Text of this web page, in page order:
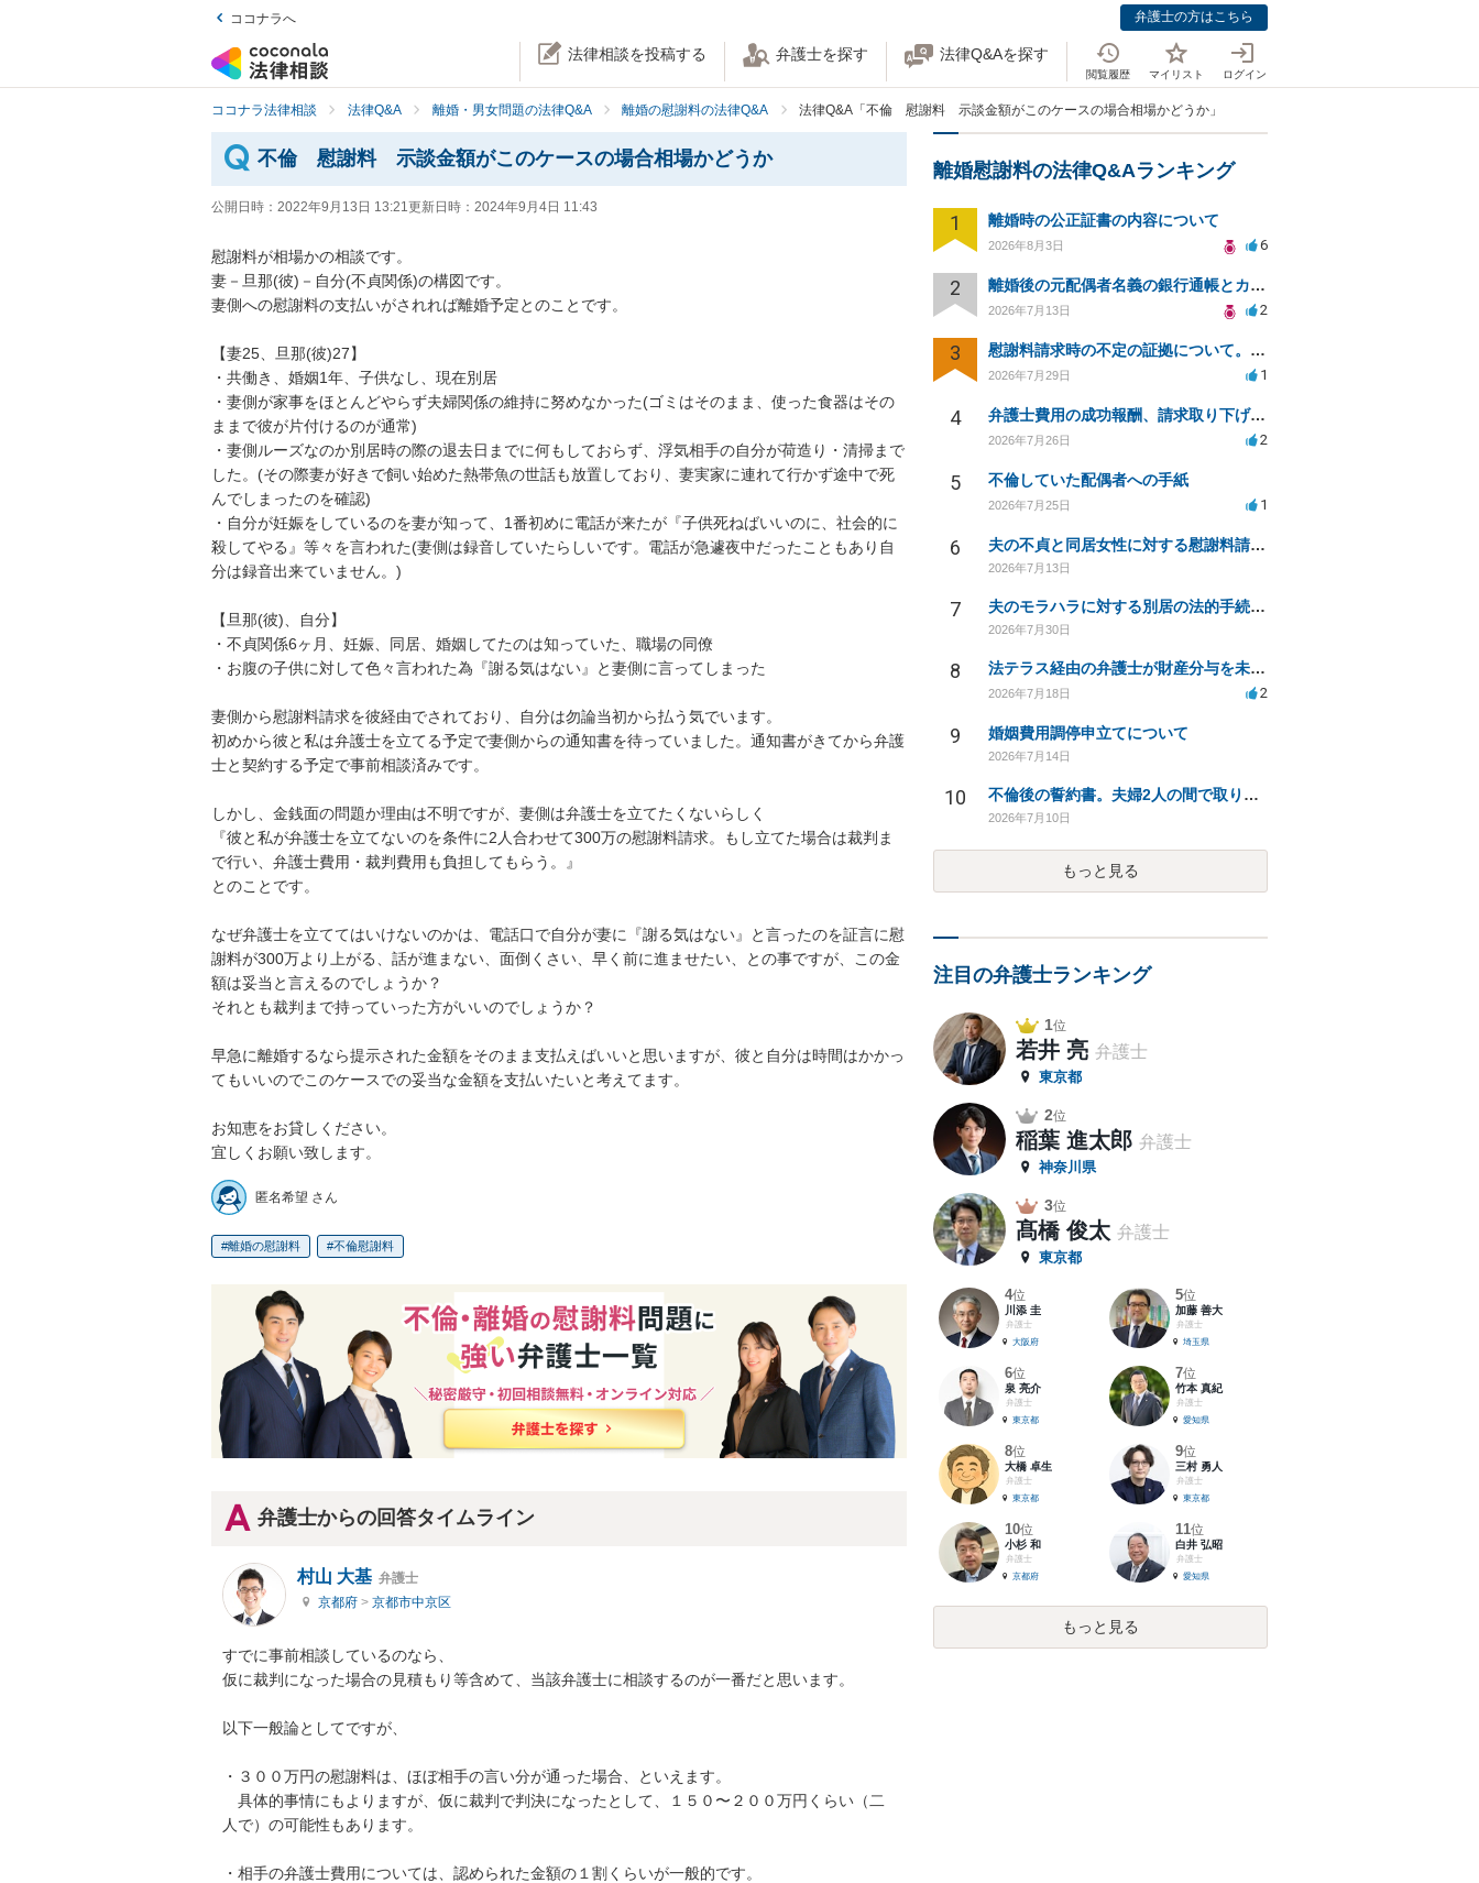
ココナラへ 弁護士の方はこちら
法律相談を投稿する 弁護士を探す 法律Q&Aを探す
閲覧履歴 マイリスト ログイン
ココナラ法律相談 法律Q&A 離婚・男女問題の法律Q&A 離婚の慰謝料の法律Q&A 法律Q&A「不倫 慰謝料 示談金額がこのケースの場合相場かどうか」
不倫 慰謝料 示談金額がこのケースの場合相場かどうか
公開日時： 2022年9月13日 13:21更新日時： 2024年9月4日 11:43
慰謝料が相場かの相談です。
妻－旦那(彼)－自分(不貞関係)の構図です。
妻側への慰謝料の支払いがされれば離婚予定とのことです。
【妻25、旦那(彼)27】
・共働き、婚姻1年、子供なし、現在別居
・妻側が家事をほとんどやらず夫婦関係の維持に努めなかった(ゴミはそのまま、使った食器はその
ままで彼が片付けるのが通常)
・妻側ルーズなのか別居時の際の退去日までに何もしておらず、浮気相手の自分が荷造り・清掃まで
した。(その際妻が好きで飼い始めた熱帯魚の世話も放置しており、妻実家に連れて行かず途中で死
んでしまったのを確認)
・自分が妊娠をしているのを妻が知って、1番初めに電話が来たが『子供死ねばいいのに、社会的に
殺してやる』等々を言われた(妻側は録音していたらしいです。電話が急遽夜中だったこともあり自
分は録音出来ていません。)
【旦那(彼)、自分】
・不貞関係6ヶ月、妊娠、同居、婚姻してたのは知っていた、職場の同僚
・お腹の子供に対して色々言われた為『謝る気はない』と妻側に言ってしまった
妻側から慰謝料請求を彼経由でされており、自分は勿論当初から払う気でいます。
初めから彼と私は弁護士を立てる予定で妻側からの通知書を待っていました。通知書がきてから弁護
士と契約する予定で事前相談済みです。
しかし、金銭面の問題か理由は不明ですが、妻側は弁護士を立てたくないらしく
『彼と私が弁護士を立てないのを条件に2人合わせて300万の慰謝料請求。もし立てた場合は裁判ま
で行い、弁護士費用・裁判費用も負担してもらう。』
とのことです。
なぜ弁護士を立ててはいけないのかは、電話口で自分が妻に『謝る気はない』と言ったのを証言に慰
謝料が300万より上がる、話が進まない、面倒くさい、早く前に進ませたい、との事ですが、この金
額は妥当と言えるのでしょうか？
それとも裁判まで持っていった方がいいのでしょうか？
早急に離婚するなら提示された金額をそのまま支払えばいいと思いますが、彼と自分は時間はかかっ
てもいいのでこのケースでの妥当な金額を支払いたいと考えてます。
お知恵をお貸しください。
宜しくお願い致します。
匿名希望 さん
離婚の慰謝料 不倫慰謝料
弁護士からの回答タイムライン
村山 大基 弁護士
京都府 > 京都市中京区
すでに事前相談しているのなら、
仮に裁判になった場合の見積もり等含めて、当該弁護士に相談するのが一番だと思います。
以下一般論としてですが、
・３００万円の慰謝料は、ほぼ相手の言い分が通った場合、といえます。
具体的事情にもよりますが、仮に裁判で判決になったとして、１５０〜２００万円くらい（二
人で）の可能性もあります。
・相手の弁護士費用については、認められた金額の１割くらいが一般的です。
離婚慰謝料の法律Q&Aランキング
1 離婚時の公正証書の内容について
2026年8月3日 6
2 離婚後の元配偶者名義の銀行通帳とカードの処分方法について
2026年7月13日 2
3 慰謝料請求時の不定の証拠について。効力があるのか知りたい。
2026年7月29日 1
4 弁護士費用の成功報酬、請求取り下げで減額可能か？
2026年7月26日 2
5 不倫していた配偶者への手紙
2026年7月25日 1
6 夫の不貞と同居女性に対する慰謝料請求の可能性について相談
2026年7月13日
7 夫のモラハラに対する別居の法的手続き相談
2026年7月30日
8 法テラス経由の弁護士が財産分与を未解決のまま放置
2026年7月18日 2
9 婚姻費用調停申立てについて
2026年7月14日
10 不倫後の誓約書。夫婦2人の間で取り交わした誓約書の効力は？
2026年7月10日
もっと見る
注目の弁護士ランキング
1位
若井 亮 弁護士
東京都
2位
稲葉 進太郎 弁護士
神奈川県
3位
髙橋 俊太 弁護士
東京都
4位
川添 圭
弁護士
大阪府
5位
加藤 善大
弁護士
埼玉県
6位
泉 亮介
弁護士
東京都
7位
竹本 真紀
弁護士
愛知県
8位
大橋 卓生
弁護士
東京都
9位
三村 勇人
弁護士
東京都
10位
小杉 和
弁護士
京都府
11位
白井 弘昭
弁護士
愛知県
もっと見る